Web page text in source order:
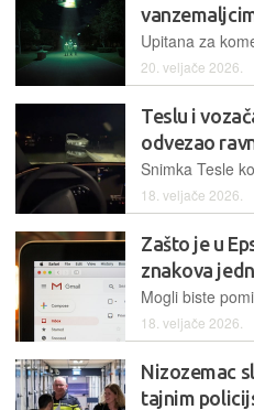
20. veljače 2026.
Teslu i
odvezao
18. veljače 2026.
Zašto je u
znakova
18. veljače 2026.
Nizozemac
tajnim